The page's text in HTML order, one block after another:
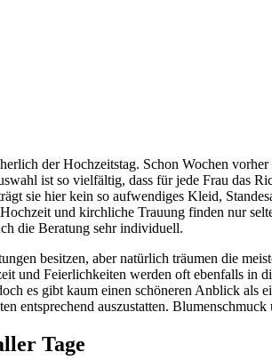
der Hochzeitstag. Schon Wochen
ist so vielfältig, dass für jede Frau das
sie hier kein so aufwendiges Kleid,
und kirchliche Trauung finden nur
die Beratung sehr individuell.
besitzen, aber natürlich träumen die
und Feierlichkeiten werden oft ebenfalls in
es gibt kaum einen schöneren Anblick als
entsprechend auszustatten.
Tage